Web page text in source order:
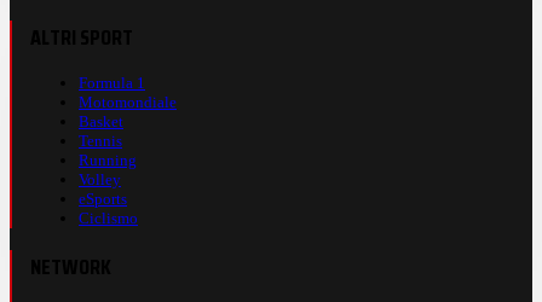
Formula 1
Motomondiale
Basket
Tennis
Running
Volley
eSports
Ciclismo